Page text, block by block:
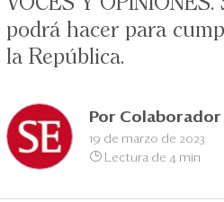
podrá hacer para
la República.
Por
19 de marzo de 2023
Lectura de 4 min